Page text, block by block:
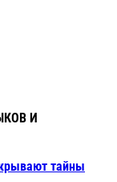
И
тайны